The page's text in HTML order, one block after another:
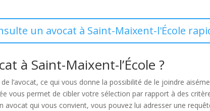
un avocat à Saint-Maixent-l'École
à Saint-Maixent-l’École ?
l’avocat, ce qui vous donne la possibilité de le joindre
vous permet de cibler votre sélection par rapport à des
avocat qui vous convient, vous pouvez lui adresser une